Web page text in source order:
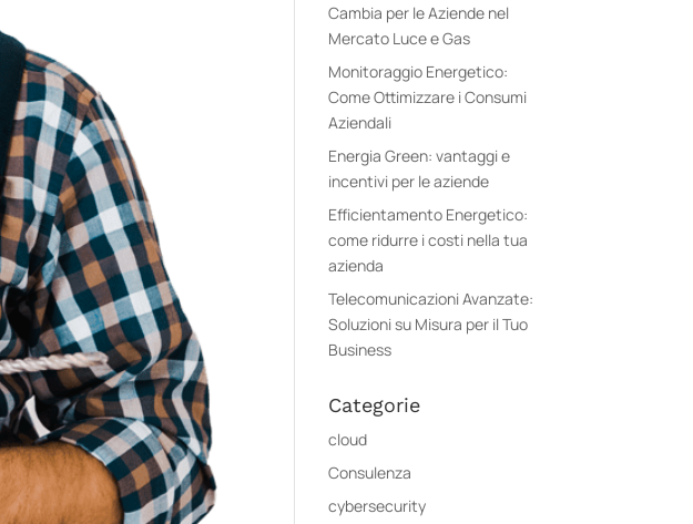
Cambia per le Aziende nel
Mercato Luce e Gas
Monitoraggio Energetico:
Come Ottimizzare i Consumi
Aziendali
Energia Green: vantaggi e
incentivi per le aziende
Efficientamento Energetico:
come ridurre i costi nella tua
azienda
Telecomunicazioni Avanzate:
Soluzioni su Misura per il Tuo
Business
Categorie
cloud
Consulenza
cybersecurity